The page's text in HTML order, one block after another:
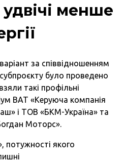
менше
за співвідношенням
було проведено
такі профільні
ВАТ «Керуюча компанія
і ТОВ «БКМ-Україна» та
Моторс».
потужності якого